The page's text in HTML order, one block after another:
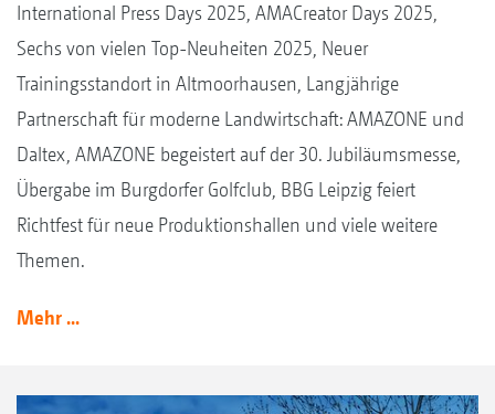
International Press Days 2025, AMACreator Days 2025,
Sechs von vielen Top-Neuheiten 2025, Neuer
Trainingsstandort in Altmoorhausen, Langjährige
Partnerschaft für moderne Landwirtschaft: AMAZONE und
Daltex, AMAZONE begeistert auf der 30. Jubiläumsmesse,
Übergabe im Burgdorfer Golfclub, BBG Leipzig feiert
Richtfest für neue Produktionshallen und viele weitere
Themen.
Mehr ...